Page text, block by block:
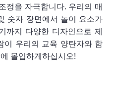
정을 자극합니다. 우리의 매
숫자 장면에서 놀이 요소가
까지 다양한 디자인으로 제
이 우리의 교육 양탄자와 함
몰입하게하십시오!